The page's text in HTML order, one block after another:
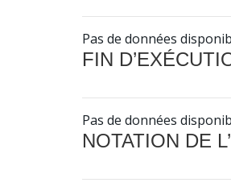
Pas de données
FIN
Pas de données
NOTATION DE